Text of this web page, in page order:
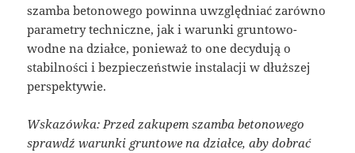
szamba betonowego powinna uwzględniać zarówno
parametry techniczne, jak i warunki gruntowo-
wodne na działce, ponieważ to one decydują o
stabilności i bezpieczeństwie instalacji w dłuższej
perspektywie.
Wskazówka: Przed zakupem szamba betonowego
sprawdź warunki gruntowe na działce, aby dobrać